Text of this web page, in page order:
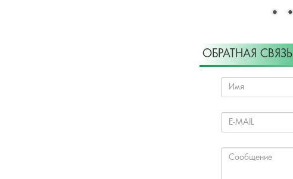
ОБРАТНАЯ СВЯЗЬ